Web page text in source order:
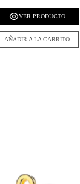
VER PRODUCTO
AÑADIR A LA CARRITO